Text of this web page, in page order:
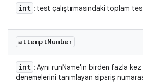
int : test çalıştırmasındaki toplam test
attemptNumber
int : Aynı runName'in birden fazla kez
denemelerini tanımlayan sipariş